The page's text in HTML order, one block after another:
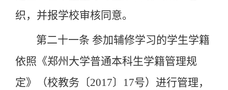
织，并报学校审核同意。
第二十一条 参加辅修学习的学生学籍
依照《郑州大学普通本科生学籍管理规
定》（校教务〔2017〕 17号）进行管理，